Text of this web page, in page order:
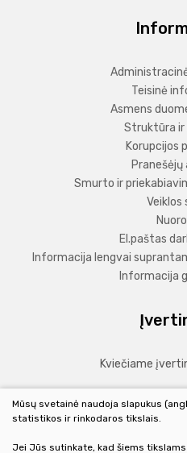
Teisinė
Asmens
Struktūra
Korupcijos
Pranešėjų
Smurto ir
Veiklos
El.paštas
Informacija lengvai
Informacija
Kviečiame
Mūsų svetainė naudoja slapukus
statistikos ir rinkodaros tikslais.
Jei Jūs sutinkate, kad šiems